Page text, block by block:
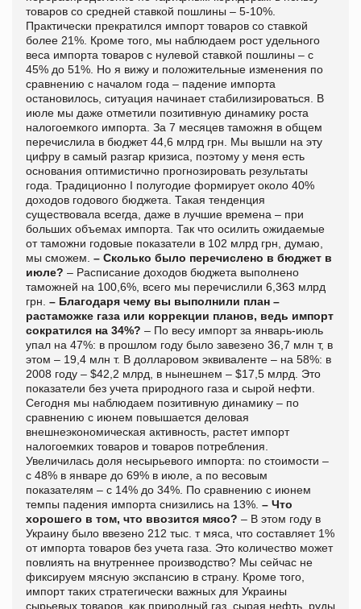
товаров со средней ставкой пошлины – 5-10%.
Практически прекратился импорт товаров со ставкой
более 21%. Кроме того, мы наблюдаем рост удельного
веса импорта товаров с нулевой ставкой пошлины – с
45% до 51%. Но я вижу и положительные изменения по
сравнению с началом года – падение импорта
остановилось, ситуация начинает стабилизироваться. В
июле мы даже отметили позитивную динамику роста
налогоемкого импорта. За 7 месяцев таможня в общем
перечислила в бюджет 44,6 млрд грн. Мы вышли на эту
цифру в самый разгар кризиса, поэтому у меня есть
основания оптимистично прогнозировать результаты
года. Традиционно I полугодие формирует около 40%
доходов годового бюджета. Такая тенденция
существовала всегда, даже в лучшие времена – при
больших объемах импорта. Так что осилить ожидаемые
от таможни годовые показатели в 102 млрд грн, думаю,
мы сможем. – Сколько было перечислено в бюджет в
июле? – Расписание доходов бюджета выполнено
таможней на 100,6%, всего мы перечислили 6,363 млрд
грн. – Благодаря чему вы выполнили план –
растаможке газа или коррекции планов, ведь импорт
сократился на 34%? – По весу импорт за январь-июль
упал на 47%: в прошлом году было завезено 36,7 млн т, в
этом – 19,4 млн т. В долларовом эквиваленте – на 58%: в
2008 году – $42,2 млрд, в нынешнем – $17,5 млрд. Это
показатели без учета природного газа и сырой нефти.
Сегодня мы наблюдаем позитивную динамику – по
сравнению с июнем повышается деловая
внешнеэкономическая активность, растет импорт
налогоемких товаров и товаров потребления.
Увеличилась доля несырьевого импорта: по стоимости –
с 48% в январе до 69% в июле, а по весовым
показателям – с 14% до 34%. По сравнению с июнем
темпы падения импорта снизились на 13%. – Что
хорошего в том, что ввозится мясо? – В этом году в
Украину было ввезено 212 тыс. т мяса, что составляет 1%
от импорта товаров без учета газа. Это количество может
повлиять на внутреннее производство? Мы сейчас не
фиксируем мясную экспансию в страну. Кроме того,
импорт таких стратегически важных для Украины
сырьевых товаров, как природный газ, сырая нефть, руды